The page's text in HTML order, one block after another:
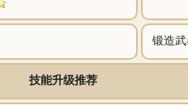
锻造武
技能升级推荐